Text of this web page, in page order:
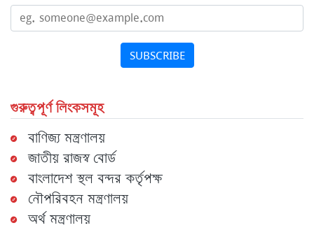
SUBSCRIBE
গুরুত্বপূর্ণ লিংকসমূহ
বাণিজ্য মন্ত্রণালয়
জাতীয় রাজস্ব বোর্ড
বাংলাদেশ স্থল বন্দর কর্তৃপক্ষ
নৌপরিবহন মন্ত্রণালয়
অর্থ মন্ত্রণালয়